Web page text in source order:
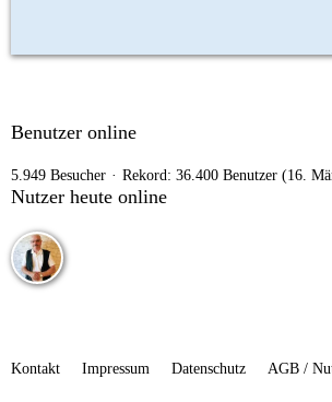
Benutzer online
5.949 Besucher Rekord: 36.400 Benutzer (16.
Nutzer heute online
Kontakt Impressum Datenschutz AGB /